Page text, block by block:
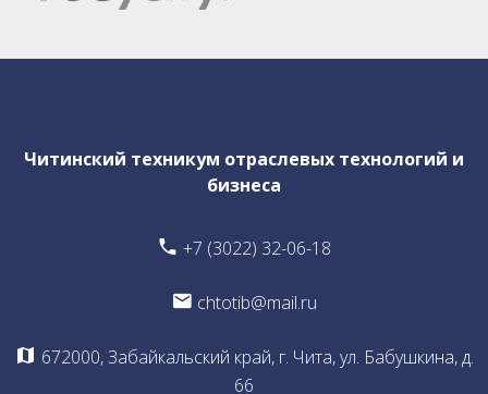
Студенческое архитектурное бюро
"East Architect Chita"
Что предлагает Бюро
Читинский техникум отраслевых технологий и
бизнеса
+7 (3022) 32-06-18
chtotib@mail.ru
672000, Забайкальский край, г. Чита, ул. Бабушкина, д.
66